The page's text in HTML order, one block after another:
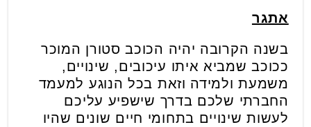
אתגר
בשנה הקרובה יהיה הכוכב סטורן המוכר
ככוכב שמביא איתו עיכובים, שינויים,
משמעת ולמידה וזאת בכל הנוגע למעמד
החברתי שלכם בדרך שישפיע עליכם
לעשות שינויים בתחומי חיים שונים שהיו